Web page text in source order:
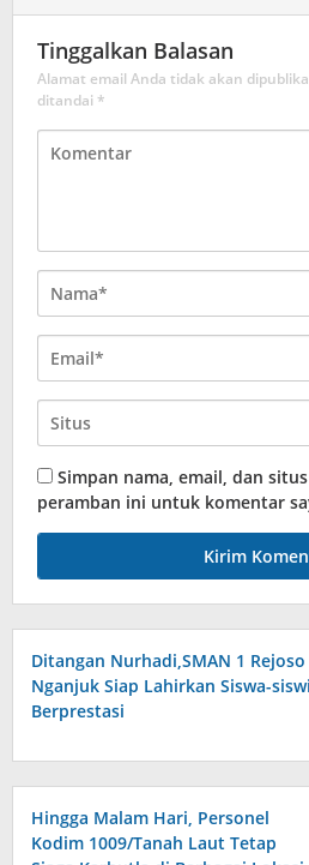
Tinggalkan Balasan
Alamat email Anda tidak akan
ditandai *
Simpan nama, email, dan
peramban ini untuk komentar
Ditangan Nurhadi,SMAN 1 Rejoso
Nganjuk Siap Lahirkan Siswa-siswi
Berprestasi
Hingga Malam Hari, Personel
Kodim 1009/Tanah Laut Tetap